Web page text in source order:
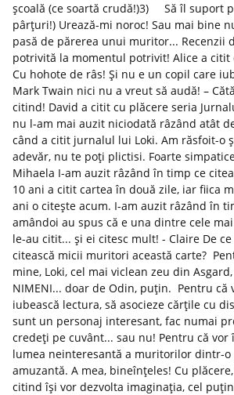
școală (ce soartă crudă!)3) Să îl suport
pârțuri!) Urează-mi noroc! Sau mai bine
pasă de părerea unui muritor... Recenzii
potrivită la momentul potrivit! Alice a citit
Cu hohote de râs! Și nu e un copil care
Mark Twain nici nu a vreut să audă! –
citind! David a citit cu plăcere seria
nu l-am mai auzit niciodată râzând atât
când a citit jurnalul lui Loki. Am răsfoit-o
adevăr, nu te poți plictisi. Foarte
Mihaela I-am auzit râzând în timp ce
10 ani a citit cartea în două zile, iar fiica
ani o citește acum. I-am auzit râzând în
amândoi au spus că e una dintre cele
le-au citit... și ei citesc mult! - Claire De
citească micii muritori această carte?
mine, Loki, cel mai viclean zeu din
NIMENI... doar de Odin, puțin. Pentru că
iubească lectura, să asocieze cărțile cu
sunt un personaj interesant, fac numai
credeți pe cuvânt... sau nu! Pentru că vor
lumea neinteresantă a muritorilor dintr-o
amuzantă. A mea, bineînțeles! Cu
citind își vor dezvolta imaginația, cel